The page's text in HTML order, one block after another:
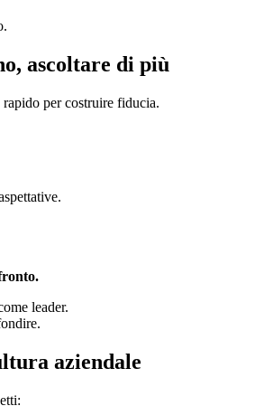
ascoltare di più
per costruire fiducia.
leader.
aziendale